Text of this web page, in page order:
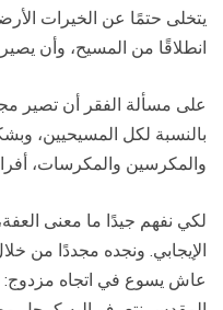
يتخلى حتمًا عن الخيرات
انطلاقًا من المسيح، وأن
على مسألة الفقر أن تصير
بالنسبة لكل المسيحيين،
والمكرسين والمكرسات،
لكي نفهم جيدًا ما معنى
الإيجابي. ونجده مجددًا من
عاش يسوع في اتجاه مزدوج: